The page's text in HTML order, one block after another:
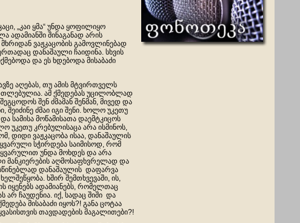
„კაი ყმა“ უნდა ყოფილიყო
ადამიანში შინაგანად არის
ვაჟკაცობის გამოვლინებად
დანაშაული ჩაიდინა. სხვის
და ეს ხდებოდა მისაბაძი
აღებას, თუ ამის მტვირთველს
ამ ქმედებას უცილობლად
შენ ძმამან შენმან, მივედ და
შეიძინე ძმაი იგი შენი. ხოლო უკეთუ
სამისა მოწამისათა დაემტკიცოს
უკეთუ კრებულისაცა არა ისმინოს,
დიდი ვაჟკაცობა ისაა, დანაშაულის
სჭირდება საიმისოდ, რომ
უნდა მოხდეს და არა
მანკიერების აღმოსაფხვრელად და
დანაშაულის დაფარვა
ხშირ შემთხვევაში, ის,
იყენებს ადამიანებს, რომელთაც
არ ჩაუდენია. იქ, სადაც შიში და
მისაბაძი იყოს?! განა ცოტაა
თავდადების მაგალითები?!